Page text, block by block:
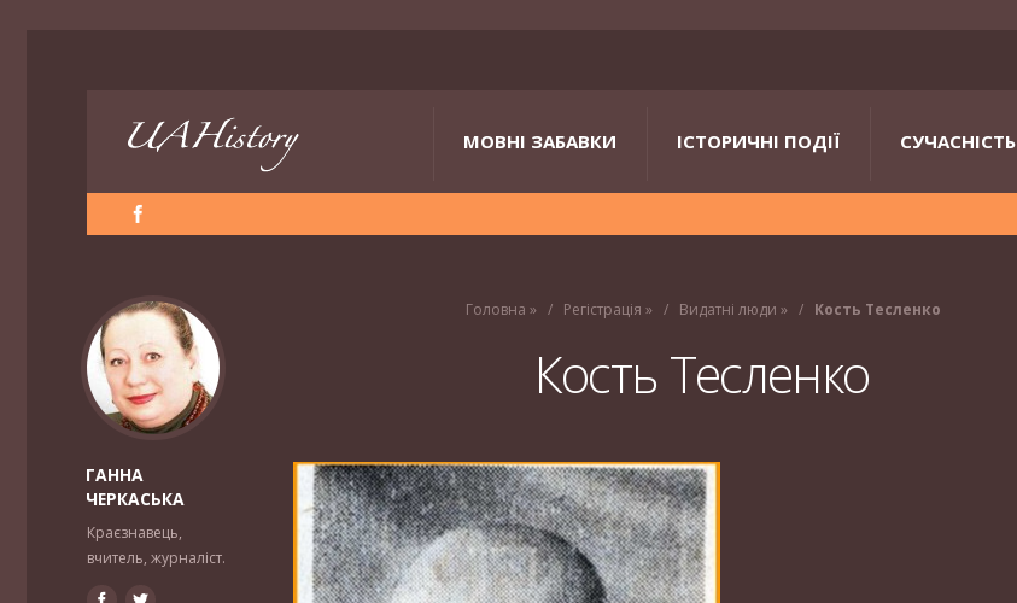
МОВНІ ЗАБАВКИ ІСТОРИЧНІ ПОДІЇ СУЧАСНІСТЬ
Головна » Регістрація » Видатні люди » Кость Тесленко
Кость Тесленко
ГАННА
ЧЕРКАСЬКА
Краєзнавець,
вчитель, журналіст.